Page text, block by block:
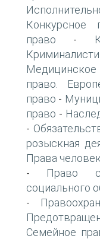
Конкурсное
право -
право.
право -
право -
-
розыскная
Права
- Право
социального
-
Семейное